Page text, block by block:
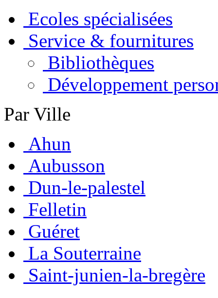
Ecoles spécialisées
Service & fournitures
Bibliothèques
Développement
Par Ville
Ahun
Aubusson
Dun-le-palestel
Felletin
Guéret
La Souterraine
Saint-junien-la-bregère